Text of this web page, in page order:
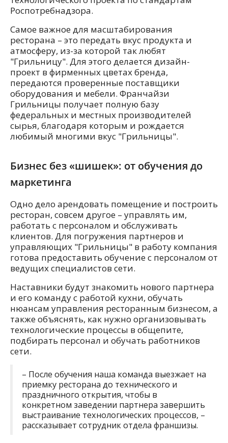
Роспотребнадзора.
Самое важное для масштабирования
ресторана – это передать вкус продукта и
атмосферу, из-за которой так любят
"Грильницу". Для этого делается дизайн-
проект в фирменных цветах бренда,
передаются проверенные поставщики
оборудования и мебели. Франчайзи
Грильницы получает полную базу
федеральных и местных производителей
сырья, благодаря которым и рождается
любимый многими вкус "Грильницы".
Бизнес без «шишек»: от обучения до
маркетинга
Одно дело арендовать помещение и построить
ресторан, совсем другое – управлять им,
работать с персоналом и обслуживать
клиентов. Для погружения партнеров и
управляющих "Грильницы" в работу компания
готова предоставить обучение с персоналом от
ведущих специалистов сети.
Наставники будут знакомить нового партнера
и его команду с работой кухни, обучать
нюансам управления ресторанным бизнесом, а
также объяснять, как нужно организовывать
технологические процессы в общепите,
подбирать персонал и обучать работников
сети.
– После обучения наша команда выезжает на
приемку ресторана до технического и
праздничного открытия, чтобы в
конкретном заведении партнера завершить
выстраивание технологических процессов, –
рассказывает сотрудник отдела франшизы.